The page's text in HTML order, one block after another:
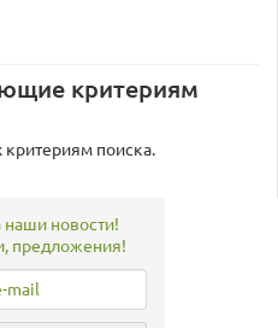
критериям
критериям поиска.
новости!
предложения!